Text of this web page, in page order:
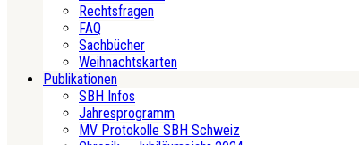
Rechtsfragen
FAQ
Sachbücher
Weihnachtskarten
Publikationen
SBH Infos
Jahresprogramm
MV Protokolle SBH Schweiz